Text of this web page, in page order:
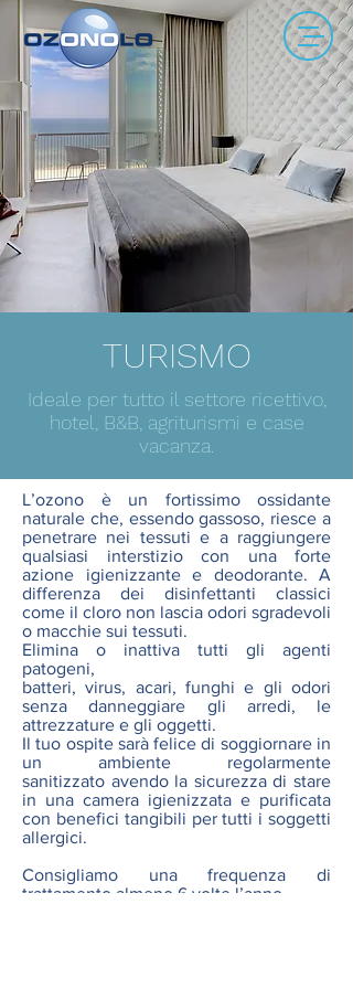
TURISMO
Ideale per tutto il settore ricettivo,
hotel, B&B, agriturismi e case
vacanza.
L’ozono è un fortissimo ossidante
naturale che, essendo gassoso, riesce a
penetrare nei tessuti e a raggiungere
qualsiasi interstizio con una forte
azione igienizzante e deodorante. A
differenza dei disinfettanti classici
come il cloro non lascia odori sgradevoli
o macchie sui tessuti.
Elimina o inattiva tutti gli agenti
patogeni,
batteri, virus, acari, funghi e gli odori
senza danneggiare gli arredi, le
attrezzature e gli oggetti.
Il tuo ospite sarà felice di soggiornare in
un ambiente regolarmente
sanitizzato avendo la sicurezza di stare
in una camera igienizzata e purificata
con benefici tangibili per tutti i soggetti
allergici.
Consigliamo una frequenza di
trattamento almeno 6 volte l’anno.